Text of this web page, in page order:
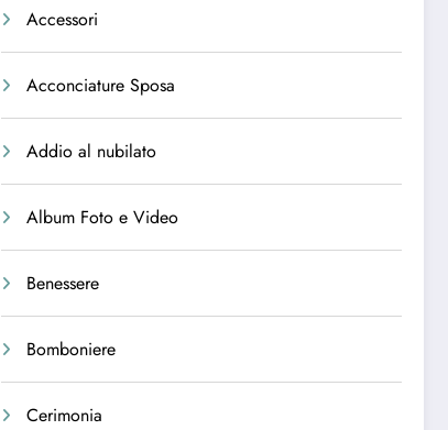
Accessori
Acconciature Sposa
Addio al nubilato
Album Foto e Video
Benessere
Bomboniere
Cerimonia